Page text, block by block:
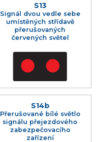
S13
Signál dvou vedle sebe
umístěných střídavě
přerušovaných
červených světel
S14b
Přerušované bílé světlo
signálu přejezdového
zabezpečovacího
zařízení